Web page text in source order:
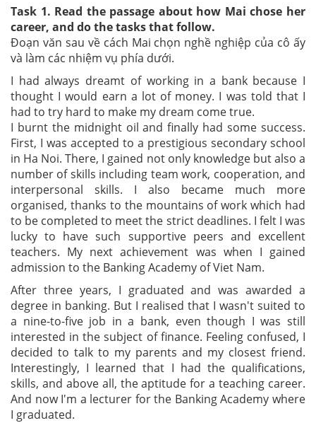
Task 1. Read the passage about how Mai chose her
career, and do the tasks that follow.
Đoạn văn sau về cách Mai chọn nghề nghiệp của cô ấy
và làm các nhiệm vụ phía dưới.
I had always dreamt of working in a bank because I
thought I would earn a lot of money. I was told that I
had to try hard to make my dream come true.
I burnt the midnight oil and finally had some success.
First, I was accepted to a prestigious secondary school
in Ha Noi. There, I gained not only knowledge but also a
number of skills including team work, cooperation, and
interpersonal skills. I also became much more
organised, thanks to the mountains of work which had
to be completed to meet the strict deadlines. I felt I was
lucky to have such supportive peers and excellent
teachers. My next achievement was when I gained
admission to the Banking Academy of Viet Nam.
After three years, I graduated and was awarded a
degree in banking. But I realised that I wasn't suited to
a nine-to-five job in a bank, even though I was still
interested in the subject of finance. Feeling confused, I
decided to talk to my parents and my closest friend.
Interestingly, I learned that I had the qualifications,
skills, and above all, the aptitude for a teaching career.
And now I'm a lecturer for the Banking Academy where
I graduated.